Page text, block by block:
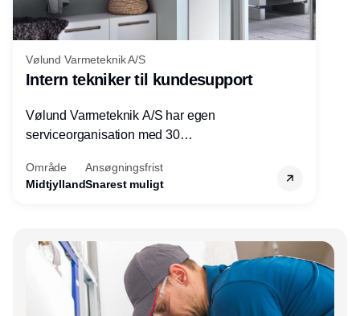
Vølund Varmeteknik A/S
Intern tekniker til kundesupport
Vølund Varmeteknik A/S har egen
serviceorganisation med 30
søger nu endnu en teknisk kollega - denne
gang til kundesupport på kontoret i Herning.
Område
Midtjylland
Ansøgningsfrist
Snarest muligt
Annonce